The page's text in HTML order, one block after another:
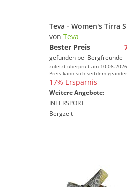
von Teva
Bester Preis
gefunden bei Bergfreunde
zuletzt überprüft am
Preis kann sich seitdem
17% Ersparnis
Weitere Angebote:
INTERSPORT
Bergzeit